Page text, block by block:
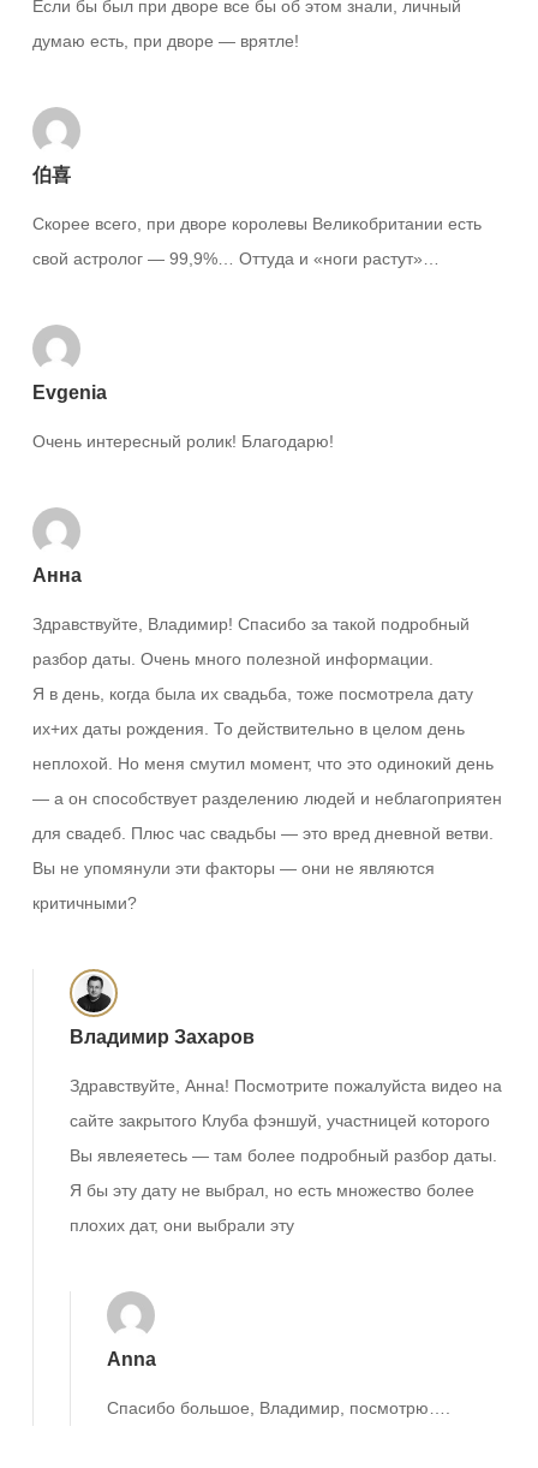
Если бы был при дворе все бы об этом знали, личный
думаю есть, при дворе — врятле!
伯喜
Скорее всего, при дворе королевы Великобритании есть
свой астролог — 99,9%… Оттуда и «ноги растут»…
Evgenia
Очень интересный ролик! Благодарю!
Анна
Здравствуйте, Владимир! Спасибо за такой подробный
разбор даты. Очень много полезной информации.
Я в день, когда была их свадьба, тоже посмотрела дату
их+их даты рождения. То действительно в целом день
неплохой. Но меня смутил момент, что это одинокий день
— а он способствует разделению людей и неблагоприятен
для свадеб. Плюс час свадьбы — это вред дневной ветви.
Вы не упомянули эти факторы — они не являются
критичными?
Владимир Захаров
Здравствуйте, Анна! Посмотрите пожалуйста видео на
сайте закрытого Клуба фэншуй, участницей которого
Вы явлеяетесь — там более подробный разбор даты.
Я бы эту дату не выбрал, но есть множество более
плохих дат, они выбрали эту
Anna
Спасибо большое, Владимир, посмотрю….